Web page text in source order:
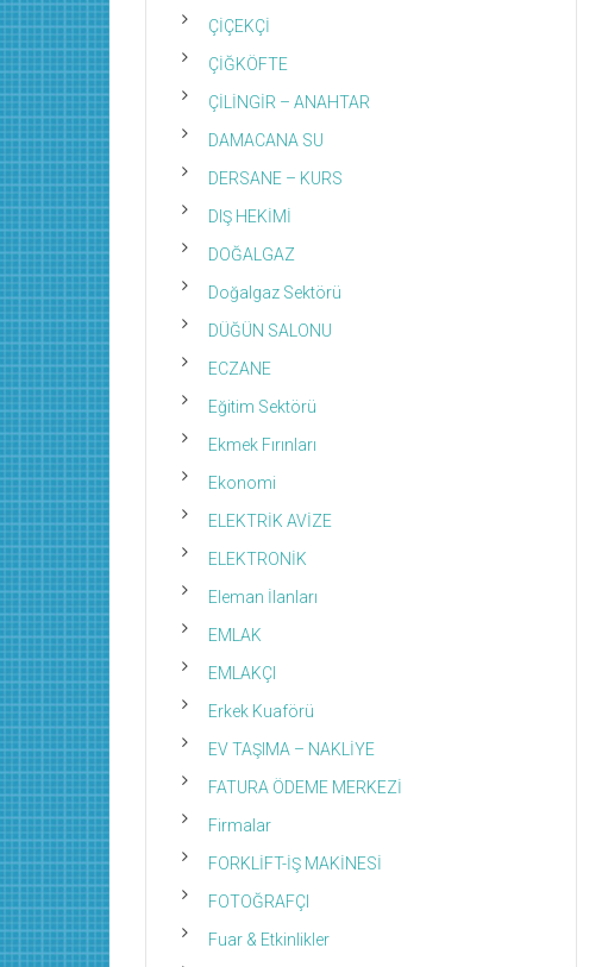
ÇİÇEKÇİ
ÇİĞKÖFTE
ÇİLİNGİR – ANAHTAR
DAMACANA SU
DERSANE – KURS
DIŞ HEKİMİ
DOĞALGAZ
Doğalgaz Sektörü
DÜĞÜN SALONU
ECZANE
Eğitim Sektörü
Ekmek Fırınları
Ekonomi
ELEKTRİK AVİZE
ELEKTRONİK
Eleman İlanları
EMLAK
EMLAKÇI
Erkek Kuaförü
EV TAŞIMA – NAKLİYE
FATURA ÖDEME MERKEZİ
Firmalar
FORKLİFT-İŞ MAKİNESİ
FOTOĞRAFÇI
Fuar & Etkinlikler